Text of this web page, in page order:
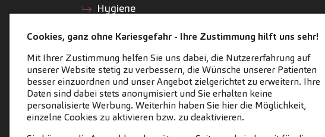
Hygiene
Praxisteam
Barrierefreiheit
Praxishistorie
Impressionen
Presse
Cookies, ganz ohne Kariesgefahr - Ihre Zustimmung hilft uns sehr!
Mit Ihrer Zustimmung helfen Sie uns dabei, die Nutzererfahrung auf
unserer Website stetig zu verbessern, die Wünsche unserer Patienten
besser einzuordnen und unser Angebot zielgerichtet zu erweitern. Ihre
Daten sind dabei stets anonymisiert und Sie erhalten keine
personalisierte Werbung. Weiterhin haben Sie hier die Möglichkeit,
einzelne Cookies zu aktivieren bzw. zu deaktivieren.